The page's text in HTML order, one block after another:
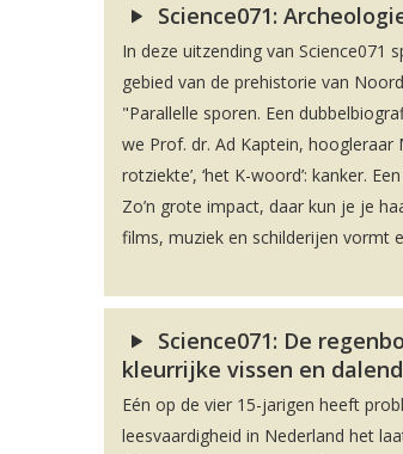
Science071:
In deze uitzending van Science071
gebied van de prehistorie van
"Parallelle sporen. Een
we Prof. dr. Ad Kaptein, hoogleraar
rotziekte’, ‘het K-woord’: kanker.
Zo’n grote impact, daar kun je je
films, muziek en schilderijen vormt
Science071: De
kleurrijke vissen en
Eén op de vier 15-jarigen heeft
leesvaardigheid in Nederland het